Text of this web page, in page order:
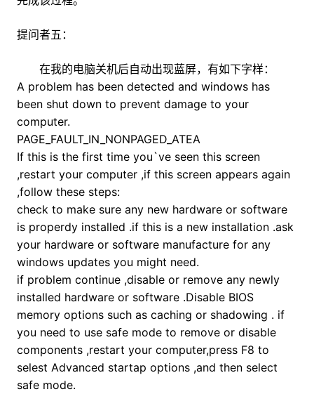
提问者五：
在我的电脑关机后自动出现蓝屏，有如下字样：
A problem has been detected and windows has
been shut down to prevent damage to your
computer.
PAGE_FAULT_IN_NONPAGED_ATEA
If this is the first time you`ve seen this screen
,restart your computer ,if this screen appears again
,follow these steps:
check to make sure any new hardware or software
is properdy installed .if this is a new installation .ask
your hardware or software manufacture for any
windows updates you might need.
if problem continue ,disable or remove any newly
installed hardware or software .Disable BIOS
memory options such as caching or shadowing . if
you need to use safe mode to remove or disable
components ,restart your computer,press F8 to
selest Advanced startap options ,and then select
safe mode.